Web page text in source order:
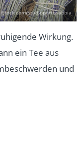
studioportosabbia
Wirkung.
ein Tee aus
und